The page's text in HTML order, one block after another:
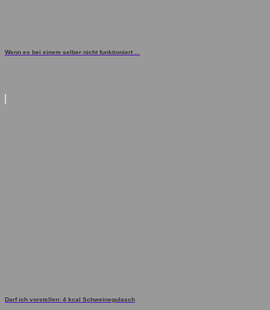
Wenn es bei einem selber nicht funktioniert ...
Darf ich vorstellen: 4 kcal Schweinegulasch